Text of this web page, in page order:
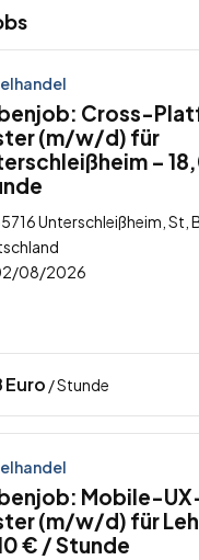
Cross-
(m/w/d) für
–
Unterschleißheim, St,
08/2026
Euro / Stunde
Mobile-
(m/w/d) für
€ / Stunde